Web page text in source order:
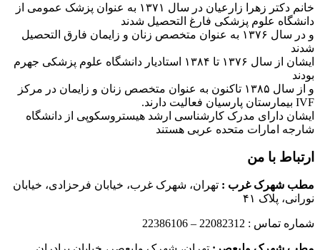
خانم دکتر زهرا زارعیان در سال ۱۳۷۱ به عنوان پزشک عمومی از
دانشگاه علوم پزشکی فارغ التحصیل شدند
و در سال ۱۳۷۶ به عنوان متخصص زنان و زایمان فارق التحصیل
شدند
ایشان از سال ۱۳۷۶ تا ۱۳۸۴ استادیار دانشگاه علوم پزشکی جهرم
بودند
و از سال ۱۳۸۵ تاکنون به عنوان متخصص زنان و زایمان در مرکز
IVF بیمارستان پارسیان فعالیت دارند.
ایشان دارای مدرک کارشناسی ارشد هیستروسکوپی از دانشگاه
شارجه امارات متحده عربی هستند
ارتباط با من
مطب شهرک غرب : تهران، شهرک غرب، خیابان فرحزادی، خیابان
نورانی، پلاک ۴۱
شماره تماس : 22082312 – 22386106